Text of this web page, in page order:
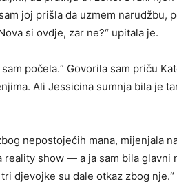
joj prišla da uzmem narudžbu,
si ovdje, zar ne?“ upitala je.
počela.“ Govorila sam priču
Ali Jessicina sumnja bila je
nepostojećih mana, mijenjala
show — a ja sam bila glavni
djevojke su dale otkaz zbog nje.“